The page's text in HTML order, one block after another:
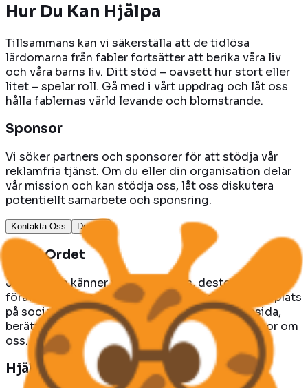
Hur Du Kan Hjälpa
Tillsammans kan vi säkerställa att de tidlösa
lärdomarna från fabler fortsätter att berika våra liv
och våra barns liv. Ditt stöd – oavsett hur stort eller
litet – spelar roll. Gå med i vårt uppdrag och låt oss
hålla fablernas värld levande och blomstrande.
Sponsor
Vi söker partners och sponsorer för att stödja vår
reklamfria tjänst. Om du eller din organisation delar
vår mission och kan stödja oss, låt oss diskutera
potentiellt samarbete och sponsring.
Kontakta Oss Donera
Sprid Ordet
Ju fler som känner till FableReads, desto fler barn,
föräldrar och pedagoger kan vi nå. Dela vår webbplats
på sociala medier, länka till oss från din webbsida,
berätta för dina vänner, familj, lärare och kollegor om
oss. Varje omnämnande gör skillnad!
Hjälp fler barn att läsa, lyssna och växa